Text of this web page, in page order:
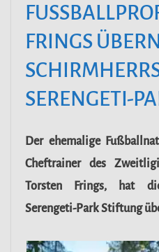
RINGS
ERENGETI-
Der ehemalige
Cheftrainer des
Torsten Frings, hat
Serengeti-Park Stiftung